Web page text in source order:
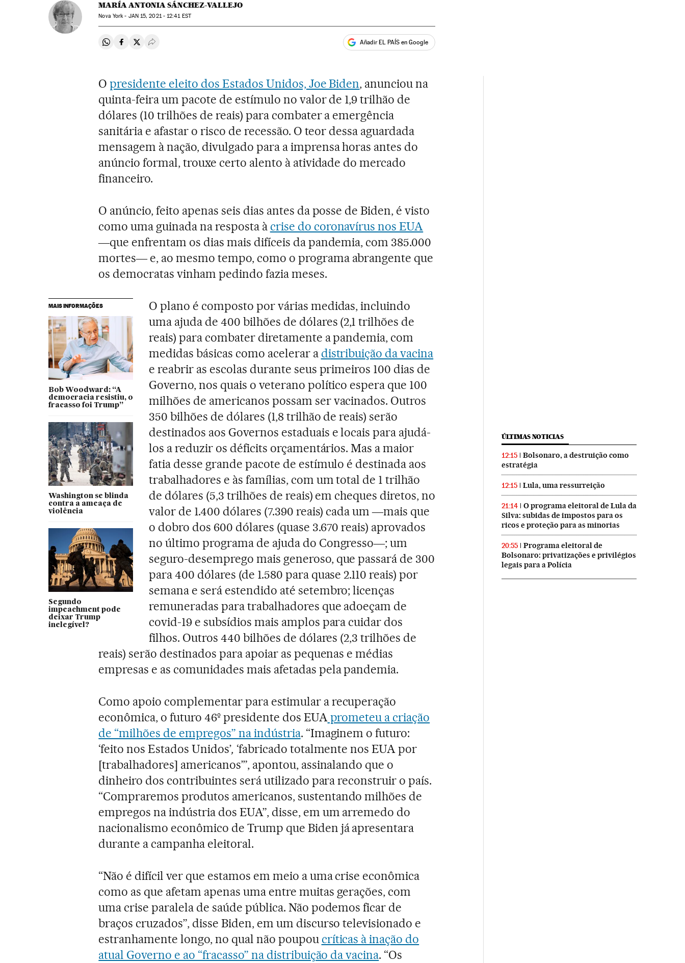
MARÍA ANTONIA SÁNCHEZ-VALLEJO
Nova York - JAN15, 2021 - 12:41EST
Compartir en Whatsapp
Compartir en Facebook
Compartir en Twitter
Desplegar Redes Sociales Añadir EL PAÍS en Google
Opresidente eleito dos Estados Unidos, Joe Biden, anunciou na
quinta-feira um pacote de estímulo no valor de 1,9 trilhão de
dólares (10 trilhões de reais) para combater a emergência
sanitária e afastar o risco de recessão. O teor dessa aguardada
mensagem à nação, divulgado para a imprensa horas antes do
anúncio formal, trouxe certo alento à atividade do mercado
financeiro.
O anúncio, feito apenas seis dias antes da posse de Biden, é visto
como uma guinada na resposta à crise do coronavírus nos EUA
―que enfrentam os dias mais difíceis da pandemia, com 385.000
mortes― e, ao mesmo tempo, como o programa abrangente que
os democratas vinham pedindo fazia meses.
MAIS INFORMAÇÕES
Bob Woodward: “A
democracia resistiu, o
fracasso foi Trump”
Washington se blinda
contra a ameaça de
violência
Segundo
impeachment pode
deixar Trump
inelegível?
O plano é composto por várias medidas, incluindo
uma ajuda de 400 bilhões de dólares (2,1 trilhões de
reais) para combater diretamente a pandemia, com
medidas básicas como acelerar a distribuição da vacina
e reabrir as escolas durante seus primeiros 100 dias de
Governo, nos quais o veterano político espera que 100
milhões de americanos possam ser vacinados. Outros
350 bilhões de dólares (1,8 trilhão de reais) serão
destinados aos Governos estaduais e locais para ajudá-
los a reduzir os déficits orçamentários. Mas a maior
fatia desse grande pacote de estímulo é destinada aos
trabalhadores e às famílias, com um total de 1 trilhão
de dólares (5,3 trilhões de reais) em cheques diretos, no
valor de 1.400 dólares (7.390 reais) cada um ―mais que
o dobro dos 600 dólares (quase 3.670 reais) aprovados
no último programa de ajuda do Congresso―; um
seguro-desemprego mais generoso, que passará de 300
para 400 dólares (de 1.580 para quase 2.110 reais) por
semana e será estendido até setembro; licenças
remuneradas para trabalhadores que adoeçam de
covid-19 e subsídios mais amplos para cuidar dos
filhos. Outros 440 bilhões de dólares (2,3 trilhões de
reais) serão destinados para apoiar as pequenas e médias
empresas e as comunidades mais afetadas pela pandemia.
Como apoio complementar para estimular a recuperação
econômica, o futuro 46º presidente dos EUAprometeu a criação
de “milhões de empregos” na indústria. “Imaginem o futuro:
‘feito nos Estados Unidos’, ‘fabricado totalmente nos EUApor
[trabalhadores] americanos’”, apontou, assinalando que o
dinheiro dos contribuintes será utilizado para reconstruir o país.
“Compraremos produtos americanos, sustentando milhões de
empregos na indústria dos EUA”, disse, em um arremedo do
nacionalismo econômico de Trump que Biden já apresentara
durante a campanha eleitoral.
“Não é difícil ver que estamos em meio a uma crise econômica
como as que afetam apenas uma entre muitas gerações, com
uma crise paralela de saúde pública. Não podemos ficar de
braços cruzados”, disse Biden, em um discurso televisionado e
estranhamente longo, no qual não poupou críticas à inação do
atual Governo e ao “fracasso” na distribuição da vacina. “Os
ÚLTIMAS NOTICIAS
12:15
Bolsonaro, a destruição como
estratégia
12:15 Lula, uma ressurreição
21:14
O programa eleitoral de Lula da
Silva: subidas de impostos para os
ricos e proteção para as minorias
20:55
Programa eleitoral de
Bolsonaro: privatizações e privilégios
legais para a Polícia